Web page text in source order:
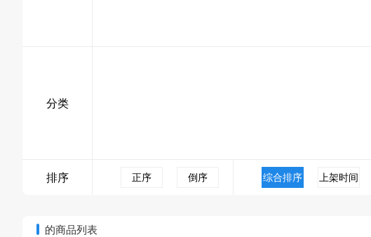
分类
排序 正序 倒序 综合排序 上架时间
的商品列表